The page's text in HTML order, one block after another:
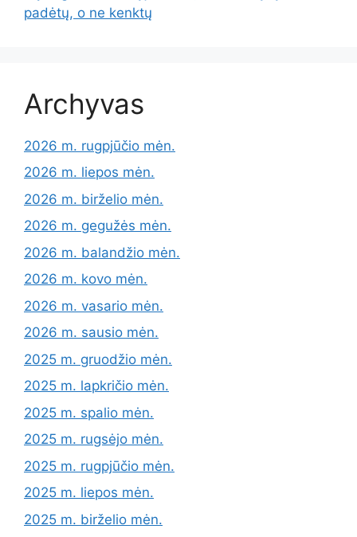
padėtų, o ne kenktų
Archyvas
2026 m. rugpjūčio mėn.
2026 m. liepos mėn.
2026 m. birželio mėn.
2026 m. gegužės mėn.
2026 m. balandžio mėn.
2026 m. kovo mėn.
2026 m. vasario mėn.
2026 m. sausio mėn.
2025 m. gruodžio mėn.
2025 m. lapkričio mėn.
2025 m. spalio mėn.
2025 m. rugsėjo mėn.
2025 m. rugpjūčio mėn.
2025 m. liepos mėn.
2025 m. birželio mėn.